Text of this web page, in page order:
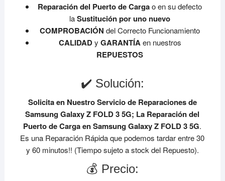
Reparación del Puerto de Cargao en su defecto
laSustitución por uno nuevo
COMPROBACIÓNdel Correcto Funcionamiento
CALIDADy GARANTÍAen nuestros
REPUESTOS
✔️ Solución:
Solicita en Nuestro Servicio de Reparaciones de
Samsung Galaxy Z FOLD 3 5G; La Reparación del
Puerto de Carga en Samsung Galaxy Z FOLD 3 5G.
Es una Reparación Rápida que podemos tardar entre 30
y 60 minutos!! (Tiempo sujeto a stock del Repuesto).
💰 Precio: